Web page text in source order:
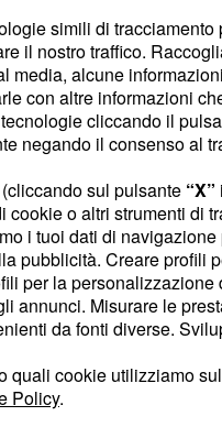
meno quota
intervento correttivo
di fondo consiste
stop) della quota
rivedere i criteri di
il basso numero di
questo approccio fosse
riguarda la
, attualmente fissato in
Ricordiamo che il
anticipata dal lavoro a
almeno 38 anni di
simili di
il nostro traffico.
media, alcune
con altre informazioni
cliccando il
negando il consenso al
sul pulsante “X”
cookie o altri strumenti di
i tuoi dati di
pubblicità. Creare profili
per la
annunci. Misurare le
da fonti diverse.
quali cookie utilizziamo
Policy.